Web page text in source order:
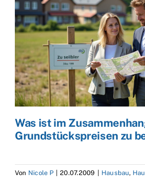
Was ist im
Grundstückspreisen zu
Von Nicole P | 20.07.2009 | Hausbau,